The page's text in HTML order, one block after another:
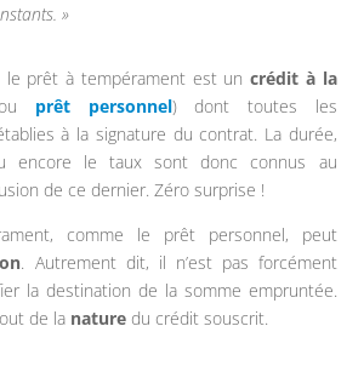
»
le prêt à tempérament est uncrédit à la
prêt personnel) dont toutes les
à la signature du contrat. La durée,
encore le taux sont donc connus au
de ce dernier. Zéro surprise !
comme le prêt personnel, peut
. Autrement dit, il n’est pas forcément
la destination de la somme empruntée.
de la nature du crédit souscrit.